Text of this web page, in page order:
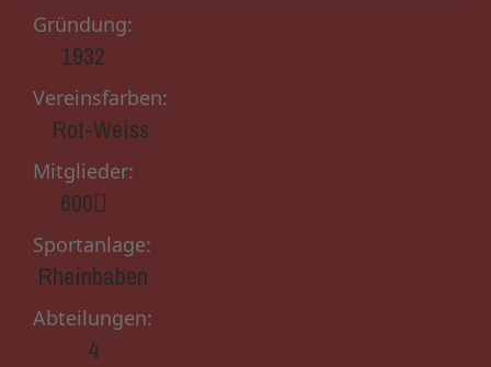
Gründung:
1932
Vereinsfarben:
Rot-Weiss
Mitglieder:
600
Sportanlage:
Rheinbaben
Abteilungen:
4